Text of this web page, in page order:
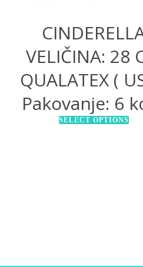
VELIČINA: 28
QUALATEX (
Pakovanje: 6
SELECT OPTIONS